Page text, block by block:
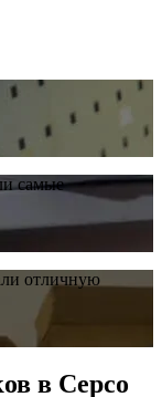
самые
отличную
в Серсо